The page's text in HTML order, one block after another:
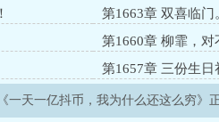
这么接地气，不是送外卖就是干
，你们给他打赏礼物就是在侮辱
吃路边摊，甚至还让我买单，但
第1663章 双喜临门
第1660章 柳霏，对
第1657章 三份生日
《一天一亿抖币，我为什么还这么穷》